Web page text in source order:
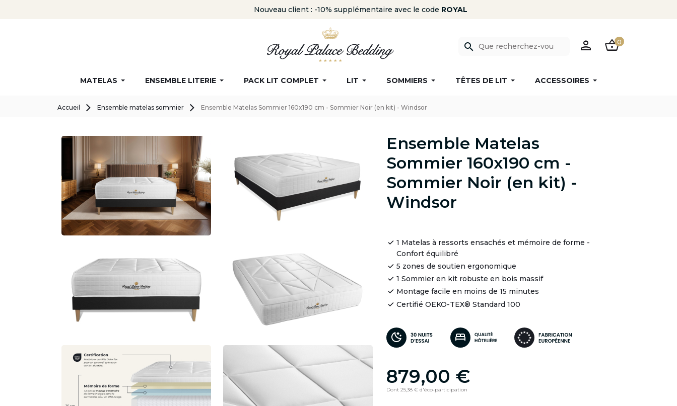
Nouveau client : -10% supplémentaire avec le code ROYAL
search PERSON SHOPPING_BASKET0
MATELAS ENSEMBLE LITERIE PACK LIT COMPLET LIT SOMMIERS TÊTES DE LIT ACCESSOIRES
Accueil Ensemble matelas sommier Ensemble Matelas Sommier 160x190 cm - Sommier Noir (en kit) - Windsor
Ensemble Matelas
Sommier 160x190 cm -
Sommier Noir (en kit) -
Windsor
1 Matelas à ressorts ensachés et mémoire de forme -
Confort équilibré
5 zones de soutien ergonomique
1 Sommier en kit robuste en bois massif
Montage facile en moins de 15 minutes
Certifié OEKO-TEX® Standard 100
879,00 €
Dont 25,38 € d'éco-participation